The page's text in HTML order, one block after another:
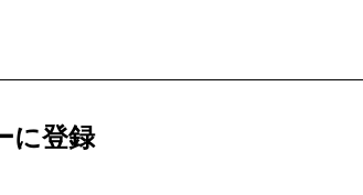
に登録